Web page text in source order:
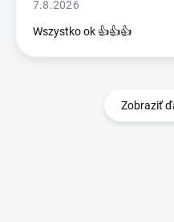
7.8.2026
Wszystko ok 👍👍👍
Zobraziť